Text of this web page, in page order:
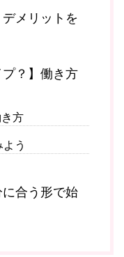
メリットを
？】働き方
方
う
合う形で始